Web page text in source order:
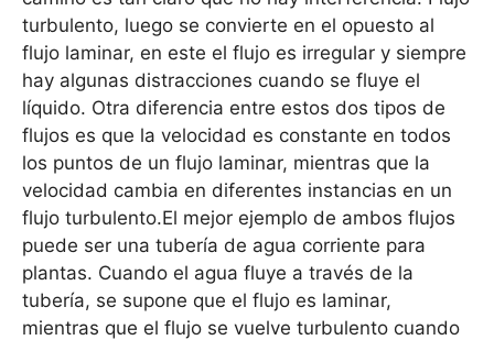
turbulento, luego se convierte en el opuesto al
flujo laminar, en este el flujo es irregular y siempre
hay algunas distracciones cuando se fluye el
líquido. Otra diferencia entre estos dos tipos de
flujos es que la velocidad es constante en todos
los puntos de un flujo laminar, mientras que la
velocidad cambia en diferentes instancias en un
flujo turbulento.El mejor ejemplo de ambos flujos
puede ser una tubería de agua corriente para
plantas. Cuando el agua fluye a través de la
tubería, se supone que el flujo es laminar,
mientras que el flujo se vuelve turbulento cuando